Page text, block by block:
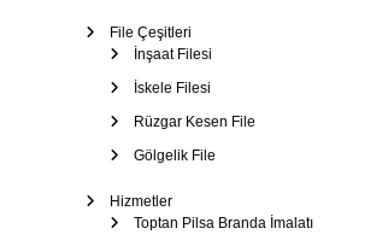
File Çeşitleri
İnşaat Filesi
İskele Filesi
Rüzgar Kesen File
Gölgelik File
Hizmetler
Toptan Pilsa Branda İmalatı